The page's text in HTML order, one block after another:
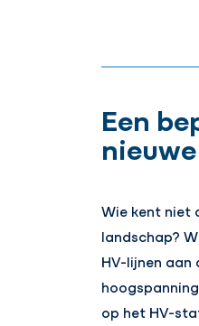
Een
Wie kent niet
landschap?
HV-lijnen aan
op het HV-